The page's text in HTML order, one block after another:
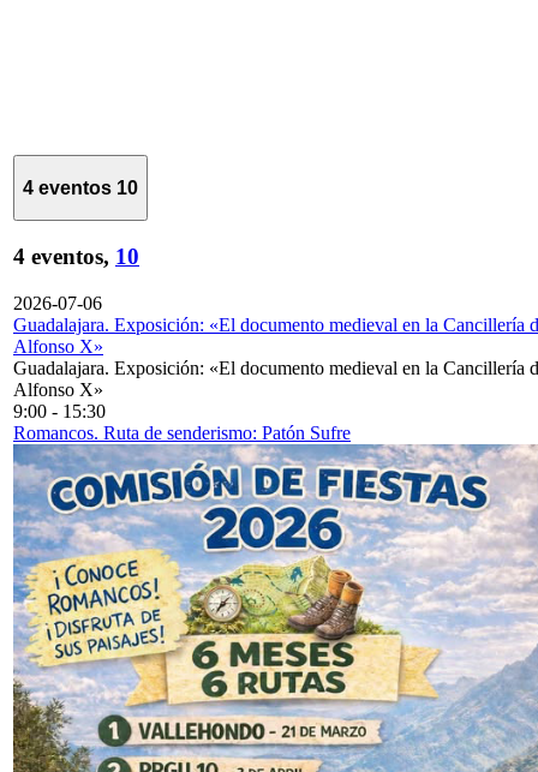
4 eventos 10
4 eventos, 10
2026-07-06
Guadalajara. Exposición: «El documento medieval en la Cancillería
Alfonso X»
Guadalajara. Exposición: «El documento medieval en la Cancillería
Alfonso X»
9:00 - 15:30
Romancos. Ruta de senderismo: Patón Sufre